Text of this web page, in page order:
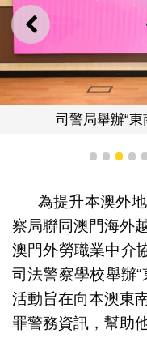
上一則
司警局舉辦“
1 2 3 4
為提升本澳外
察局聯同澳門海外
澳門外勞職業中介
司法警察學校舉辦“
活動旨在向本澳東
罪警務資訊，幫助